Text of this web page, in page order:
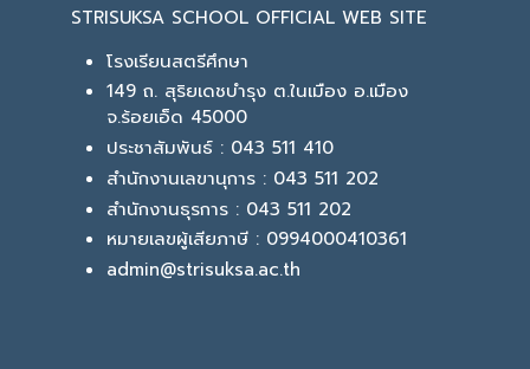
STRISUKSA SCHOOL OFFICIAL WEB SITE
โรงเรียนสตรีศึกษา
149 ถ. สุริยเดชบำรุง ต.ในเมือง อ.เมือง
จ.ร้อยเอ็ด 45000
ประชาสัมพันธ์ : 043 511 410
สำนักงานเลขานุการ : 043 511 202
สำนักงานธุรการ : 043 511 202
หมายเลขผู้เสียภาษี : 0994000410361
admin@strisuksa.ac.th